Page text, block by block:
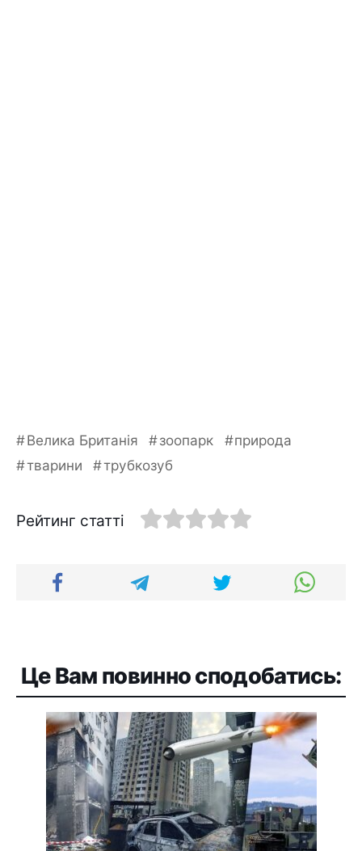
Велика Британія зоопарк
природа
тварини
трубкозуб
Рейтинг статті
Це Вам повинно сподобатись: